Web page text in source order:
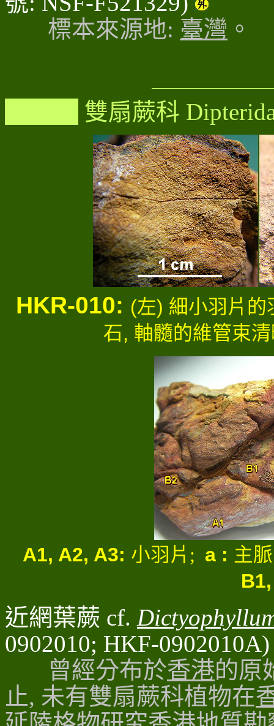
標本來源地: 臺灣 。
雙扇蕨科
HKR-010: (左) 細小羽片
石, 軸髓的維管束
A1, A2, A3: 小羽片; a : 主
近網葉蕨 cf.
0902010; HKF-
曾經分布於香港的原
止, 未有雙扇蕨科植物在